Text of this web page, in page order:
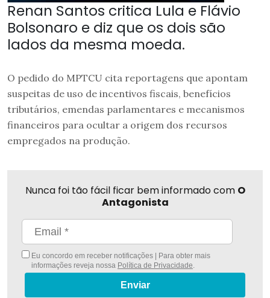
Renan Santos critica Lula e Flávio
Bolsonaro e diz que os dois são
lados da mesma moeda.
O pedido do MPTCU cita reportagens que apontam
suspeitas de uso de incentivos fiscais, benefícios
tributários, emendas parlamentares e mecanismos
financeiros para ocultar a origem dos recursos
empregados na produção.
Nunca foi tão fácil ficar bem informado com O
Antagonista
Eu concordo em receber notificações | Para obter mais
informações reveja nossa Política de Privacidade.
Enviar